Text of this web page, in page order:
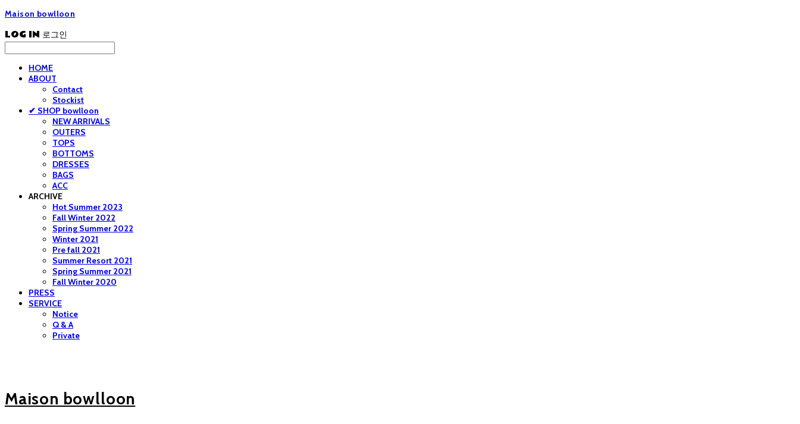
Maison bowlloon
LOG IN 로그인
HOME
ABOUT
Contact
Stockist
✔ SHOP bowlloon
NEW ARRIVALS
OUTERS
TOPS
BOTTOMS
DRESSES
BAGS
ACC
ARCHIVE
Hot Summer 2023
Fall Winter 2022
Spring Summer 2022
Winter 2021
Pre fall 2021
Summer Resort 2021
Spring Summer 2021
Fall Winter 2020
PRESS
SERVICE
Notice
Q & A
Private
Maison bowlloon